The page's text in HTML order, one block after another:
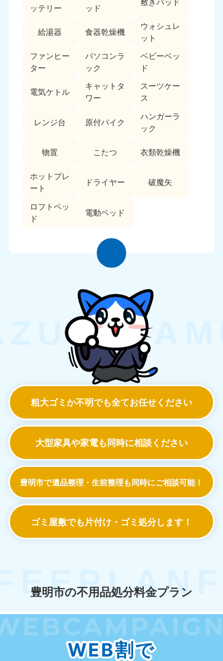
ッテリー
ッド
給湯器 食器乾燥機
ウォシュレ
ット
ファンヒー
ター
パソコンラ
ック
ベビーベッ
ド
電気ケトル
キャットタ
ワー
スーツケー
ス
レンジ台 原付バイク
ハンガーラ
ック
物置 こたつ 衣類乾燥機
ホットプレ
ート
ドライヤー 破魔矢
ロフトベッ
ド
電動ベッド
粗大ゴミか不明でも全てお任せください
大型家具や家電も同時に相談ください
豊明市で遺品整理・生前整理も同時にご相談可能！
ゴミ屋敷でも 片付け・ゴミ処分します！
豊明市の不用品処分料金プラン
WEB割で